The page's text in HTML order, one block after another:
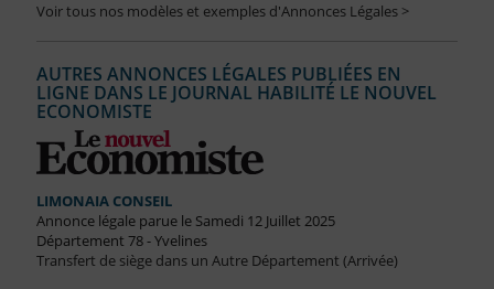
Voir tous nos modèles et exemples d'Annonces Légales >
AUTRES ANNONCES LÉGALES PUBLIÉES EN
LIGNE DANS LE JOURNAL HABILITÉ LE NOUVEL
ECONOMISTE
LIMONAIA CONSEIL
Annonce légale parue le Samedi 12 Juillet 2025
Département 78 - Yvelines
Transfert de siège dans un Autre Département (Arrivée)